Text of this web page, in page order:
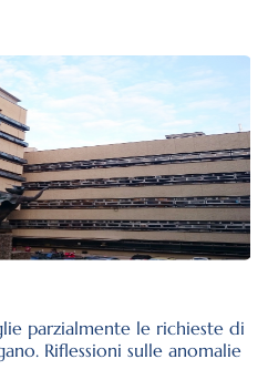
parzialmente le richieste di
Riflessioni sulle anomalie